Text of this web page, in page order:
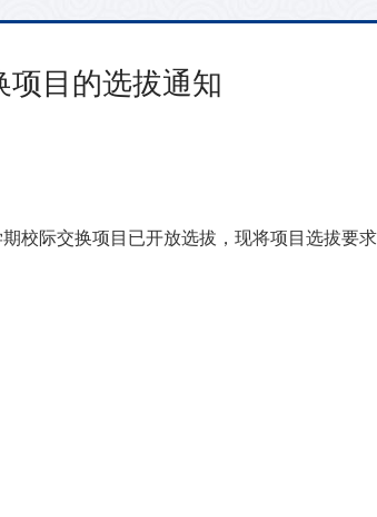
项目的选拔通知
校际交换项目已开放选拔，现将项目选拔要求